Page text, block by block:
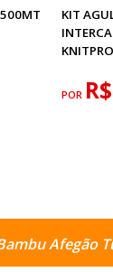
KIT
POR
Afegão